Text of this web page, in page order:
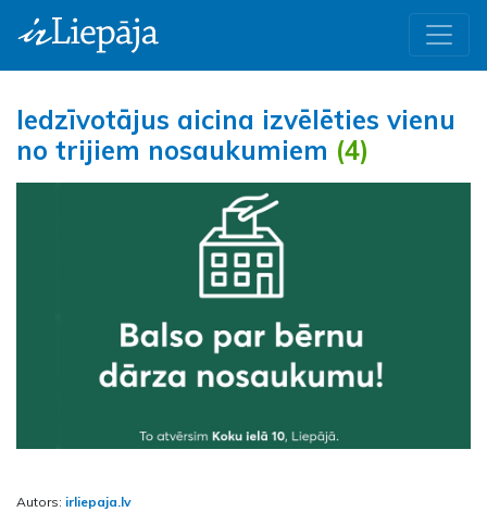
Iedzīvotājus aicina izvēlēties vienu
no trijiem nosaukumiem (4)
Autors: irliepaja.lv